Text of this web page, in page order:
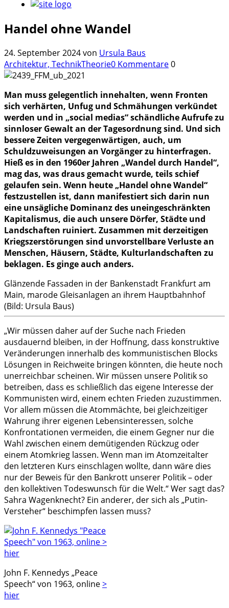
Handel ohne Wandel
24. September 2024von Ursula Baus
Architektur, TechnikTheorie0 Kommentare0
Man muss gelegentlich innehalten, wenn Fronten
sich verhärten, Unfug und Schmähungen verkündet
werden und in „social medias“ schändliche Aufrufe zu
sinnloser Gewalt an der Tagesordnung sind. Und sich
bessere Zeiten vergegenwärtigen, auch, um
Schuldzuweisungen an Vorgänger zu hinterfragen.
Hieß es in den 1960er Jahren „Wandel durch Handel“,
mag das, was draus gemacht wurde, teils schief
gelaufen sein. Wenn heute „Handel ohne Wandel“
festzustellen ist, dann manifestiert sich darin nun
eine unsägliche Dominanz des uneingeschränkten
Kapitalismus, die auch unsere Dörfer, Städte und
Landschaften ruiniert. Zusammen mit derzeitigen
Kriegszerstörungen sind unvorstellbare Verluste an
Menschen, Häusern, Städte, Kulturlandschaften zu
beklagen. Es ginge auch anders.
Glänzende Fassaden in der Bankenstadt Frankfurt am
Main, marode Gleisanlagen an ihrem Hauptbahnhof
(Bild: Ursula Baus)
„Wir müssen daher auf der Suche nach Frieden
ausdauernd bleiben, in der Hoffnung, dass konstruktive
Veränderungen innerhalb des kommunistischen Blocks
Lösungen in Reichweite bringen könnten, die heute noch
unerreichbar scheinen. Wir müssen unsere Politik so
betreiben, dass es schließlich das eigene Interesse der
Kommunisten wird, einem echten Frieden zuzustimmen.
Vor allem müssen die Atommächte, bei gleichzeitiger
Wahrung ihrer eigenen Lebensinteressen, solche
Konfrontationen vermeiden, die einem Gegner nur die
Wahl zwischen einem demütigenden Rückzug oder
einem Atomkrieg lassen. Wenn man im Atomzeitalter
den letzteren Kurs einschlagen wollte, dann wäre dies
nur der Beweis für den Bankrott unserer Politik – oder
den kollektiven Todeswunsch für die Welt.“ Wer sagt das?
Sahra Wagenknecht? Ein anderer, der sich als „Putin-
Versteher“ beschimpfen lassen muss?
John F. Kennedys „Peace
Speech“ von 1963, online>
hier